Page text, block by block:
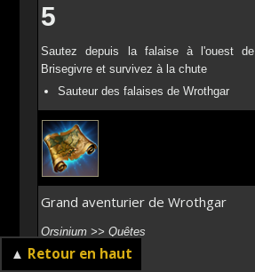
▲ Retour en haut
5
Sautez depuis la falaise à l'ouest
Brisegivre et survivez à la chute
Sauteur des falaises de Wrothgar
Grand aventurier de Wrothgar
Orsinium >> Quêtes
15